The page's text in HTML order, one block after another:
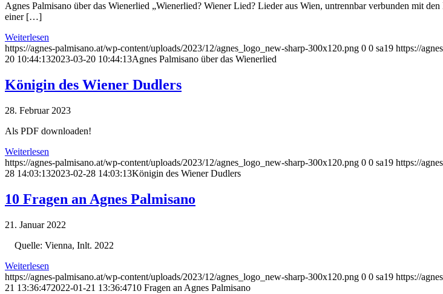
Agnes Palmisano über das Wienerlied „Wienerlied? Wiener Lied? Lieder aus Wien, untrennbar verbunden mit
einer […]
Weiterlesen
https://agnes-palmisano.at/wp-content/uploads/2023/12/agnes_logo_new-sharp-300x120.png 0 0 sa19 https://
20 10:44:132023-03-20 10:44:13Agnes Palmisano über das Wienerlied
Königin des Wiener Dudlers
28. Februar 2023
Als PDF downloaden!
Weiterlesen
https://agnes-palmisano.at/wp-content/uploads/2023/12/agnes_logo_new-sharp-300x120.png 0 0 sa19 https://
28 14:03:132023-02-28 14:03:13Königin des Wiener Dudlers
10 Fragen an Agnes Palmisano
21. Januar 2022
Quelle: Vienna, Inlt. 2022
Weiterlesen
https://agnes-palmisano.at/wp-content/uploads/2023/12/agnes_logo_new-sharp-300x120.png 0 0 sa19 https://
21 13:36:472022-01-21 13:36:4710 Fragen an Agnes Palmisano